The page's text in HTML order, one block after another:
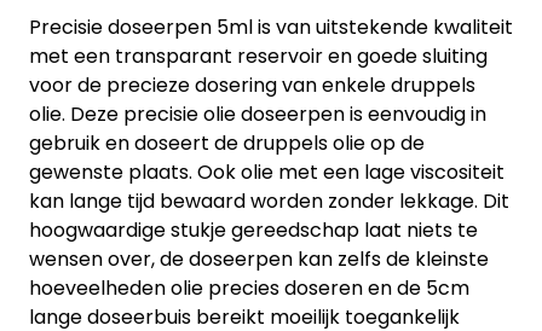
Precisie doseerpen 5ml is van uitstekende kwaliteit
met een transparant reservoir en goede sluiting
voor de precieze dosering van enkele druppels
olie. Deze precisie olie doseerpen is eenvoudig in
gebruik en doseert de druppels olie op de
gewenste plaats. Ook olie met een lage viscositeit
kan lange tijd bewaard worden zonder lekkage. Dit
hoogwaardige stukje gereedschap laat niets te
wensen over, de doseerpen kan zelfs de kleinste
hoeveelheden olie precies doseren en de 5cm
lange doseerbuis bereikt moeilijk toegankelijk